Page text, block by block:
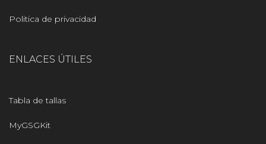
Politica de privacidad
ENLACES ÚTILES
Tabla de tallas
MyGSGKit